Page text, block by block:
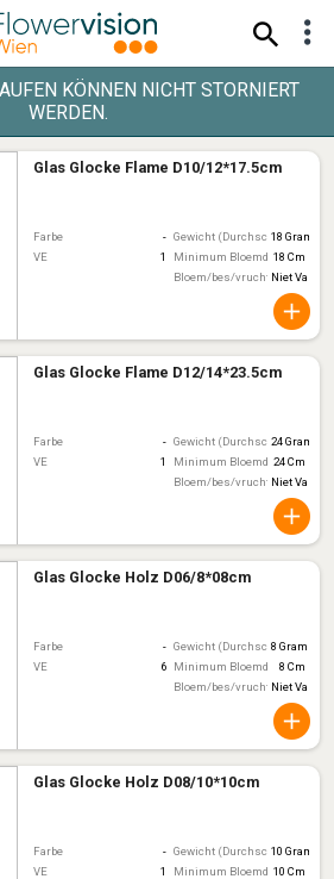
KÖNNEN NICHT STORNIERT
WERDEN.
Glas Glocke Flame D10/12*17.5cm
Farbe - Gewicht (Durchschnitt)
18 Gram
VE
1 Minimum Bloemdiameter
18 Cm
Bloem/bes/vruchtkleur
Niet Van
Glas Glocke Flame D12/14*23.5cm
Farbe - Gewicht (Durchschnitt)
24 Gram
VE
1 Minimum Bloemdiameter
24 Cm
Bloem/bes/vruchtkleur
Niet Van
Glas Glocke Holz D06/8*08cm
Farbe - Gewicht (Durchschnitt)
8 Gram
VE
6 Minimum Bloemdiameter
8 Cm
Bloem/bes/vruchtkleur
Niet Van
Glas Glocke Holz D08/10*10cm
Farbe - Gewicht (Durchschnitt)
10 Gram
VE
1 Minimum Bloemdiameter
10 Cm